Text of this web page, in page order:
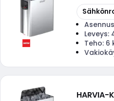
Kopioi
Leveys:
Teho: 6
HARVIA-